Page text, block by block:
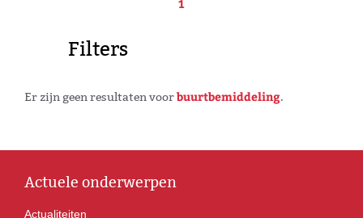
1
Filters
Er zijn geen resultaten voorbuurtbemiddeling.
Actuele onderwerpen
Actualiteiten